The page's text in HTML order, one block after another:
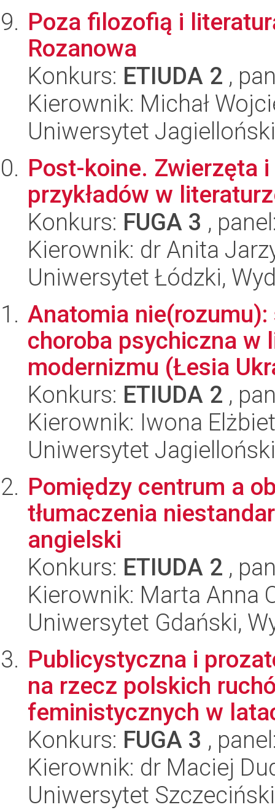
Poza filozofią i
Rozanowa
Konkurs: ETIUDA 2 ,
Kierownik: Michał
Uniwersytet
Post-koine. Zwierzęta
przykładów w
Konkurs: FUGA 3 ,
Kierownik: dr Anita
Uniwersytet Łódzki,
Anatomia
choroba psychiczna w
modernizmu (Łesia
Konkurs: ETIUDA 2 ,
Kierownik: Iwona
Uniwersytet
Pomiędzy centrum a
tłumaczenia
angielski
Konkurs: ETIUDA 2 ,
Kierownik: Marta Anna
Uniwersytet Gdański,
Publicystyczna i
na rzecz polskich
feministycznych w
Konkurs: FUGA 3 ,
Kierownik: dr Maciej
Uniwersytet